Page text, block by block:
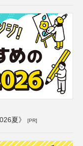
夏》 [PR]